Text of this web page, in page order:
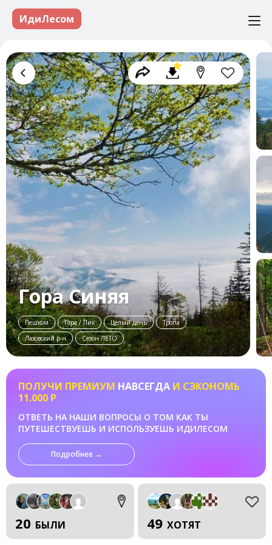
ИдиЛесом
Гора Синяя
Пешком Гора / Пик Целый день
Тропа
Лазовский р-н
Сезон ЛЕТО
ПОЛУЧИ ПРЕМИУМ НАВСЕГДА И СЭКОНОМЬ
11.000 Р
ОТВЕТЬ НА НАШИ ВОПРОСЫ О ТОМ КАК ТЫ
ПУТЕШЕСТВУЕШЬ И ИСПОЛЬЗУЕШЬ ИДИЛЕСОМ
Подробнее →
20 БЫЛИ 49 ХОТЯТ